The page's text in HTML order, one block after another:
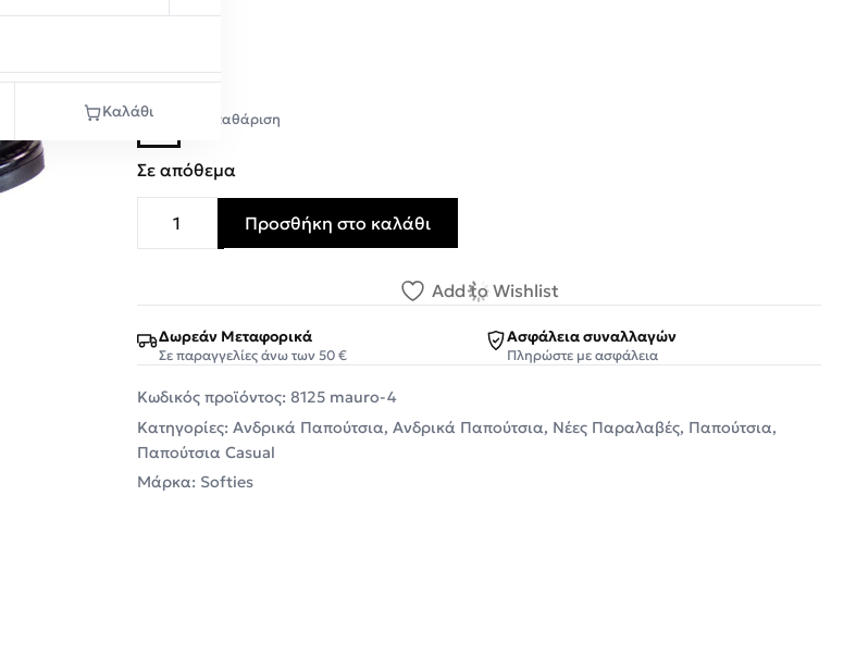
Καλάθι
Μέγεθος
Εκκαθάριση
Σε απόθεμα
Softies Ανδρικά Παπούτσια 8125 Μαύρο Δέρμα ποσότητα
Προσθήκη στο καλάθι
Add to Wishlist
Δωρεάν Μεταφορικά
Σε παραγγελίες άνω των 50 €
Ασφάλεια συναλλαγών
Πληρώστε με ασφάλεια
Κωδικός προϊόντος: 8125 mauro-4
Κατηγορίες: Ανδρικά Παπούτσια, Ανδρικά Παπούτσια, Νέες Παραλαβές, Παπούτσια,
Παπούτσια Casual
Μάρκα: Softies